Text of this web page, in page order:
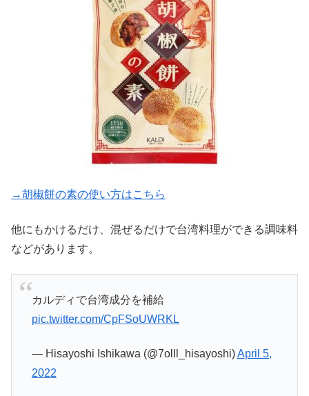
→胡椒餅の素の使い方はこちら
他にもかけるだけ、混ぜるだけで台湾料理ができる調味料
などがあります。
カルディで台湾成分を補給
pic.twitter.com/CpFSoUWRKL
— Hisayoshi Ishikawa (@7olll_hisayoshi)April 5,
2022